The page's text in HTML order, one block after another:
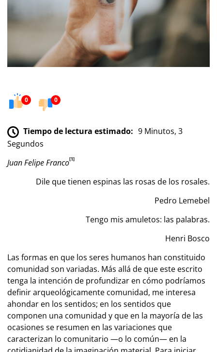
0 0
Tiempo de lectura estimado: 9 Minutos, 3
Segundos
Juan Felipe Franco[1]
Dile que tienen espinas las rosas de los rosales.
Pedro Lemebel
Tengo mis amuletos: las palabras.
Henri Bosco
Las formas en que los seres humanos han constituido
comunidad son variadas. Más allá de que este escrito
tenga la intención de profundizar en cómo podríamos
definir arqueológicamente comunidad, me interesa
ahondar en los sentidos; en los sentidos que
componen una comunidad y que en la mayoría de las
ocasiones se resumen en las variaciones que
caracterizan lo comunitario —o lo común— en la